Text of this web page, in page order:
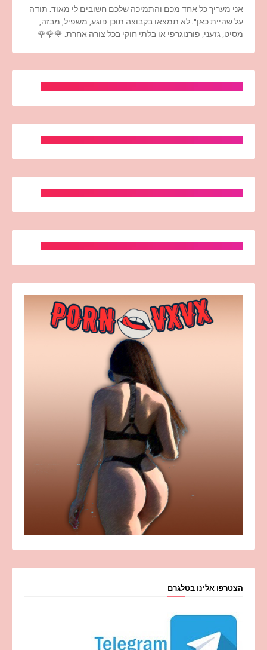
אני מעריך כל אחד מכם והתמיכה שלכם חשובים לי מאוד. תודה
על שהיית כאן". לא תמצאו בקבוצה תוכן פוגע, משפיל, מבזה,
מסיט, גזעני, פורנוגרפי או בלתי חוקי בכל צורה אחרת. 🌹🌹🌹
הצטרפו אלינו בטלגרם